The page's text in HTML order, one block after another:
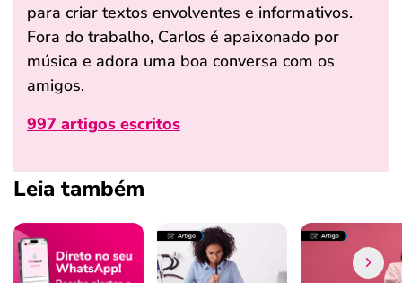
para criar textos envolventes e informativos.
Fora do trabalho, Carlos é apaixonado por
música e adora uma boa conversa com os
amigos.
997 artigos escritos
Leia também